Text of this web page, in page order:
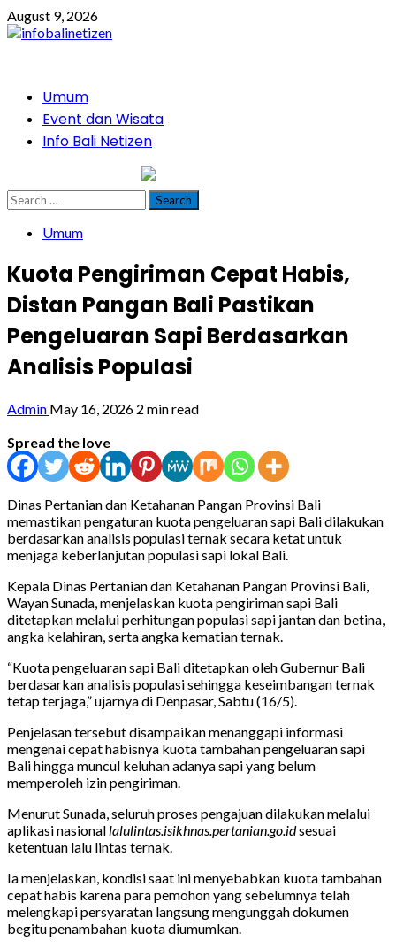
Skip
to
August 9, 2026
PrimaryUmum
Event dan Wisata
Info Bali Netizen
Search
for:
Umum
Kuota Pengiriman Cepat Habis,
Distan Pangan Bali Pastikan
Pengeluaran Sapi Berdasarkan
Analisis Populasi
Admin May 16, 2026 2 min read
Spread the love
Dinas Pertanian dan Ketahanan Pangan Provinsi Bali
memastikan pengaturan kuota pengeluaran sapi Bali dilakukan
berdasarkan analisis populasi ternak secara ketat untuk
menjaga keberlanjutan populasi sapi lokal Bali.
Kepala Dinas Pertanian dan Ketahanan Pangan Provinsi Bali,
Wayan Sunada, menjelaskan kuota pengiriman sapi Bali
ditetapkan melalui perhitungan populasi sapi jantan dan betina,
angka kelahiran, serta angka kematian ternak.
“Kuota pengeluaran sapi Bali ditetapkan oleh Gubernur Bali
berdasarkan analisis populasi sehingga keseimbangan ternak
tetap terjaga,” ujarnya di Denpasar, Sabtu (16/5).
Penjelasan tersebut disampaikan menanggapi informasi
mengenai cepat habisnya kuota tambahan pengeluaran sapi
Bali hingga muncul keluhan adanya sapi yang belum
memperoleh izin pengiriman.
Menurut Sunada, seluruh proses pengajuan dilakukan melalui
aplikasi nasionallalulintas.isikhnas.pertanian.go.idsesuai
ketentuan lalu lintas ternak.
Ia menjelaskan, kondisi saat ini menyebabkan kuota tambahan
cepat habis karena para pemohon yang sebelumnya telah
melengkapi persyaratan langsung mengunggah dokumen
begitu penambahan kuota diumumkan.